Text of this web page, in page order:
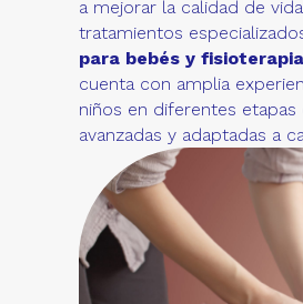
a mejorar la calidad de
tratamientos
para bebés y
cuenta con amplia
niños en diferentes
avanzadas y adaptadas a